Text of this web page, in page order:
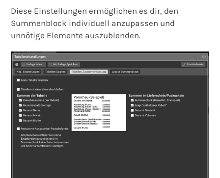
Diese Einstellungen ermöglichen es dir, den
Summenblock individuell anzupassen und
unnötige Elemente auszublenden.